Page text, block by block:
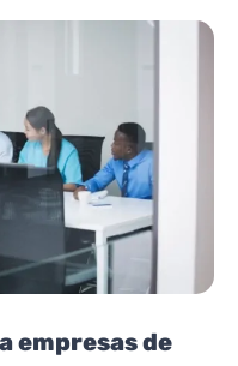
empresas de